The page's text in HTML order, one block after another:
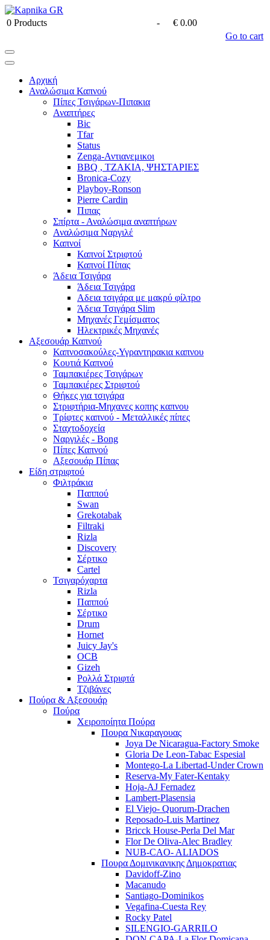
0 Products -
€ 0.00
Go to cart
Αρχική
Αναλώσιμα Καπνού
Πίπες Τσιγάρων-Πιπακια
Αναπτήρες
Bic
Tfar
Status
Zenga-Αντιανεμικοι
BBQ , ΤΖΑΚΙΑ, ΨΗΣΤΑΡΙΕΣ
Bronica-Cozy
Playboy-Ronson
Pierre Cardin
Πιπας
Σπίρτα - Αναλώσιμα αναπτήρων
Αναλώσιμα Ναργιλέ
Καπνοί
Καπνοί Στριφτού
Καπνοί Πίπας
Άδεια Τσιγάρα
Άδεια Τσιγάρα
Αδεια τσιγάρα με μακρύ φίλτρο
Άδεια Τσιγάρα Slim
Μηχανές Γεμίσματος
Ηλεκτρικές Μηχανές
Αξεσουάρ Καπνού
Καπνοσακούλες-Υγραντηρακια καπνου
Κουτιά Καπνού
Ταμπακιέρες Τσιγάρων
Ταμπακιέρες Στριφτού
Θήκες για τσιγάρα
Στριφτήρια-Μηχανες κοπης καπνου
Τρίφτες καπνού - Μεταλλικές πίπες
Σταχτοδοχεία
Ναργιλές - Bong
Πίπες Καπνού
Αξεσουάρ Πίπας
Είδη στριφτού
Φιλτράκια
Παππού
Swan
Grekotabak
Filtraki
Rizla
Discovery
Σέρτικο
Cartel
Τσιγαρόχαρτα
Rizla
Παππού
Σέρτικο
Drum
Hornet
Juicy Jay's
OCB
Gizeh
Ρολλά Στριφτά
Τζιβάνες
Πούρα & Αξεσουάρ
Πούρα
Χειροποίητα Πούρα
Πουρα Νικαραγουας
Joya De Nicaragua-Factory Smoke
Gloria De Leon-Tabac Espesial
Montego-La Libertad-Under Crown
Reserva-My Fater-Kentaky
Hoja-AJ Fernadez
Lambert-Plasensia
El Viejo- Quorum-Drachen
Reposado-Luis Martinez
Bricck House-Perla Del Mar
Flor De Oliva-Alec Bradley
NUB-CAO- ALIADOS
Πουρα Δομινικανικης Δημοκρατιας
Davidoff-Zino
Macanudo
Santiago-Dominikos
Vegafina-Cuesta Rey
Rocky Patel
SILENGIO-GARRILO